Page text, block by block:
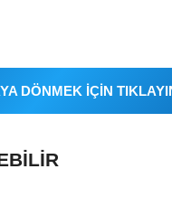
DÖNMEK İÇİN